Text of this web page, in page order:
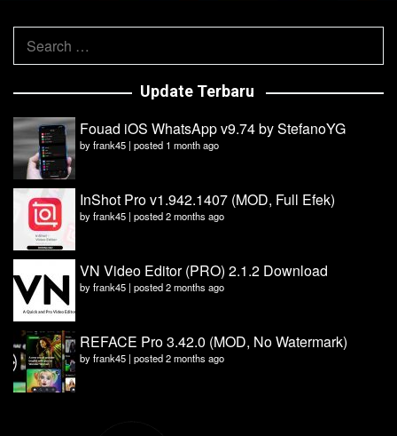
Search
for:
Update Terbaru
Fouad iOS WhatsApp v9.74 by StefanoYG
byfrank45 | posted 1 month ago
InShot Pro v1.942.1407 (MOD, Full Efek)
byfrank45 | posted 2 months ago
VN Video Editor (PRO) 2.1.2 Download
byfrank45 | posted 2 months ago
REFACE Pro 3.42.0 (MOD, No Watermark)
byfrank45 | posted 2 months ago